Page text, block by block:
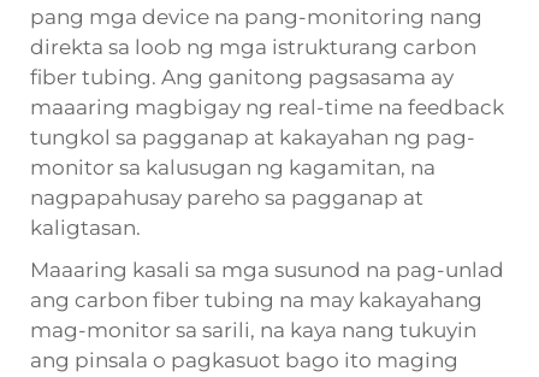
pang mga device na pang-monitoring nang
direkta sa loob ng mga istrukturang carbon
fiber tubing. Ang ganitong pagsasama ay
maaaring magbigay ng real-time na feedback
tungkol sa pagganap at kakayahan ng pag-
monitor sa kalusugan ng kagamitan, na
nagpapahusay pareho sa pagganap at
kaligtasan.
Maaaring kasali sa mga susunod na pag-unlad
ang carbon fiber tubing na may kakayahang
mag-monitor sa sarili, na kaya nang tukuyin
ang pinsala o pagkasuot bago ito maging